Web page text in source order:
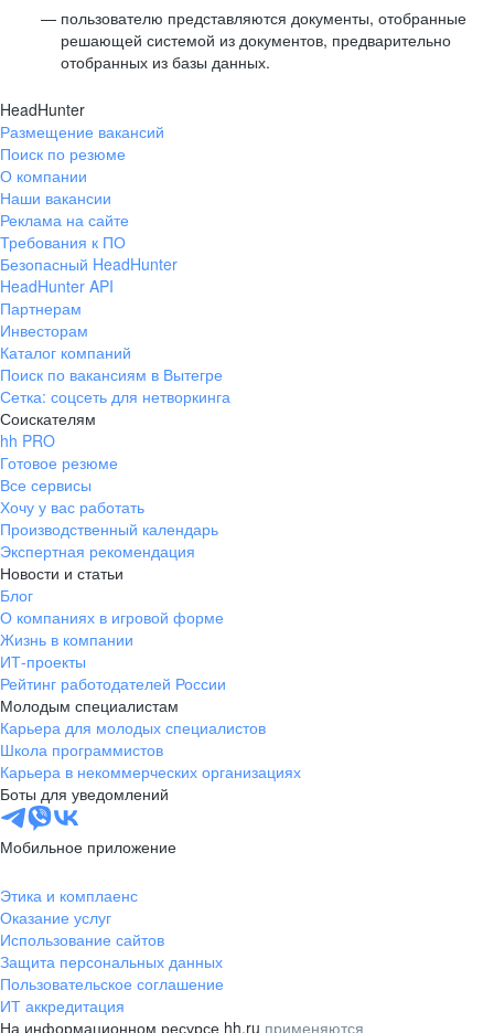
пользователю представляются документы, отобранные
решающей системой из документов, предварительно
отобранных из базы данных.
HeadHunter
Размещение вакансий
Поиск по резюме
О компании
Наши вакансии
Реклама на сайте
Требования к ПО
Безопасный HeadHunter
HeadHunter API
Партнерам
Инвесторам
Каталог компаний
Поиск по вакансиям в Вытегре
Сетка: соцсеть для нетворкинга
Соискателям
hh PRO
Готовое резюме
Все сервисы
Хочу у вас работать
Производственный календарь
Экспертная рекомендация
Новости и статьи
Блог
О компаниях в игровой форме
Жизнь в компании
ИТ-проекты
Рейтинг работодателей России
Молодым специалистам
Карьера для молодых специалистов
Школа программистов
Карьера в некоммерческих организациях
Боты для уведомлений
Мобильное приложение
Этика и комплаенс
Оказание услуг
Использование сайтов
Защита персональных данных
Пользовательское соглашение
ИТ аккредитация
На информационном ресурсе hh.ru применяются